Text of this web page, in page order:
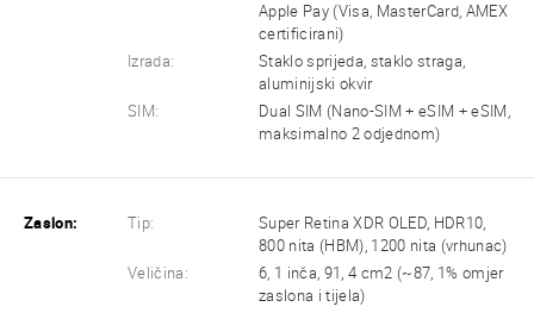
Apple Pay (Visa, MasterCard, AMEX
certificirani)
Izrada:
Staklo sprijeda, staklo straga,
aluminijski okvir
SIM:
Dual SIM (Nano-SIM + eSIM + eSIM,
maksimalno 2 odjednom)
Zaslon: Tip:
Super Retina XDR OLED, HDR10,
800 nita (HBM), 1200 nita (vrhunac)
Veličina:
6, 1 inča, 91, 4 cm2 (~87, 1% omjer
zaslona i tijela)